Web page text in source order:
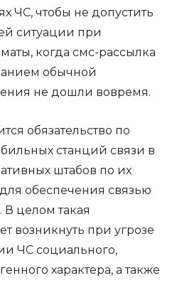
ЧС, чтобы не допустить
ситуации при
когда смс-рассылка
обычной
не дошли вовремя.
обязательство по
станций связи в
штабов по их
обеспечения связью
В целом такая
возникнуть при угрозе
ЧС социального,
характера, а также